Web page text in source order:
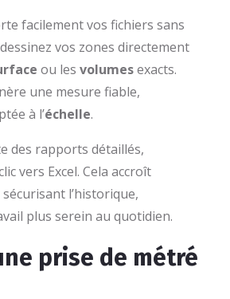
facilement vos fichiers sans
vos zones directement
ou les volumesexacts.
une mesure fiable,
à l’échelle.
des rapports détaillés,
vers Excel. Cela accroît
l’historique,
plus serein au quotidien.
prise de métré